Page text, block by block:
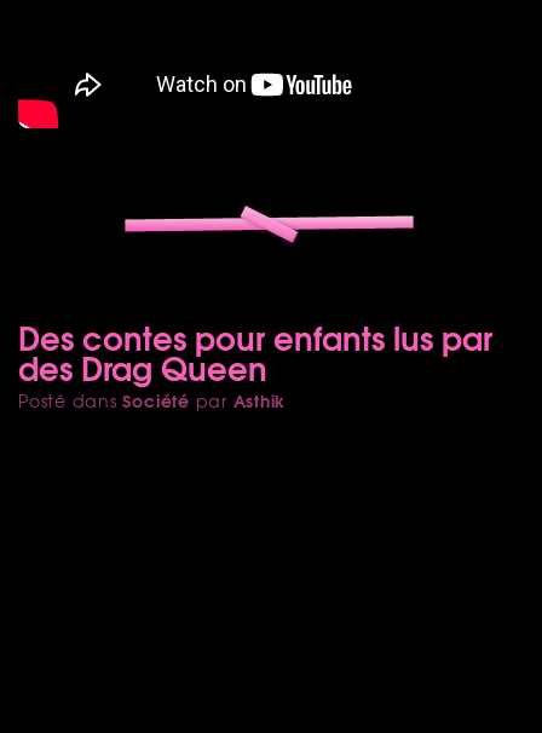
Des contes pour enfants lus par
des Drag Queen
Posté dansSociété par Asthik